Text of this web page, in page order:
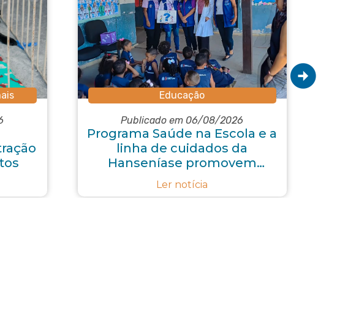
Educação
Publicado em 06/08/2026
Programa Saúde na Escola e a
linha de cuidados da
Hanseníase promovem
conscientização sobre
hanseníase na E.M Adelaide
Ler notícia